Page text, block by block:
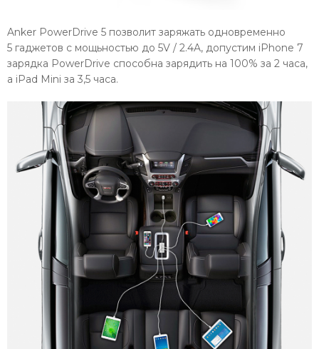
Anker PowerDrive 5 позволит заряжать одновременно
5 гаджетов с мощьностью до 5V / 2.4A, допустим iPhone 7
зарядка PowerDrive способна зарядить на 100% за 2 часа,
а iPad Mini за 3,5 часа.